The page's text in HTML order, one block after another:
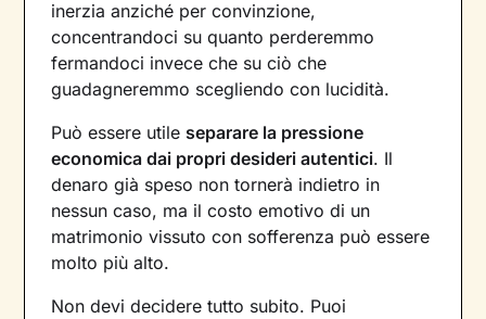
inerzia anziché per convinzione,
concentrandoci su quanto perderemmo
fermandoci invece che su ciò che
guadagneremmo scegliendo con lucidità.
Può essere utile separare la pressione
economica dai propri desideri autentici. Il
denaro già speso non tornerà indietro in
nessun caso, ma il costo emotivo di un
matrimonio vissuto con sofferenza può essere
molto più alto.
Non devi decidere tutto subito. Puoi